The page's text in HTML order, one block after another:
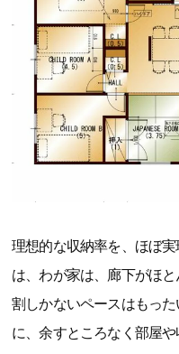
理想的な収納率を、ほぼ
は、わが家は、廊下がほ
割しかないペースはもっ
に、余すところなく部屋や